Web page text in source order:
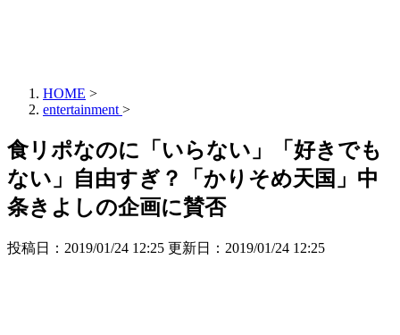
HOME >
entertainment >
食リポなのに「いらない」「好きでも
ない」自由すぎ？「かりそめ天国」中
条きよしの企画に賛否
投稿日：2019/01/24 12:25 更新日： 2019/01/24 12:25